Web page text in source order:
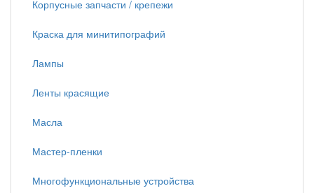
Корпусные запчасти / крепежи
Краска для минитипографий
Лампы
Ленты красящие
Масла
Мастер-пленки
Многофункциональные устройства